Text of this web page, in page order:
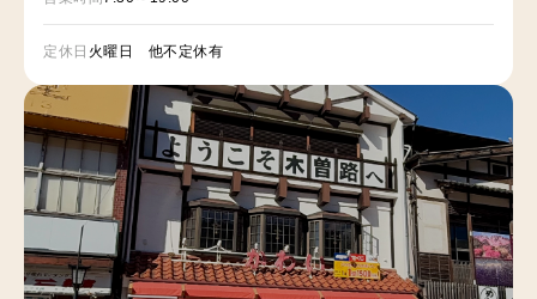
定休日 火曜日 他不定休有